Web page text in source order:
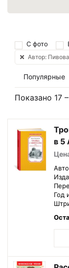
С фото
Автор:
Популярные
Показано 17 –
в 5
Год